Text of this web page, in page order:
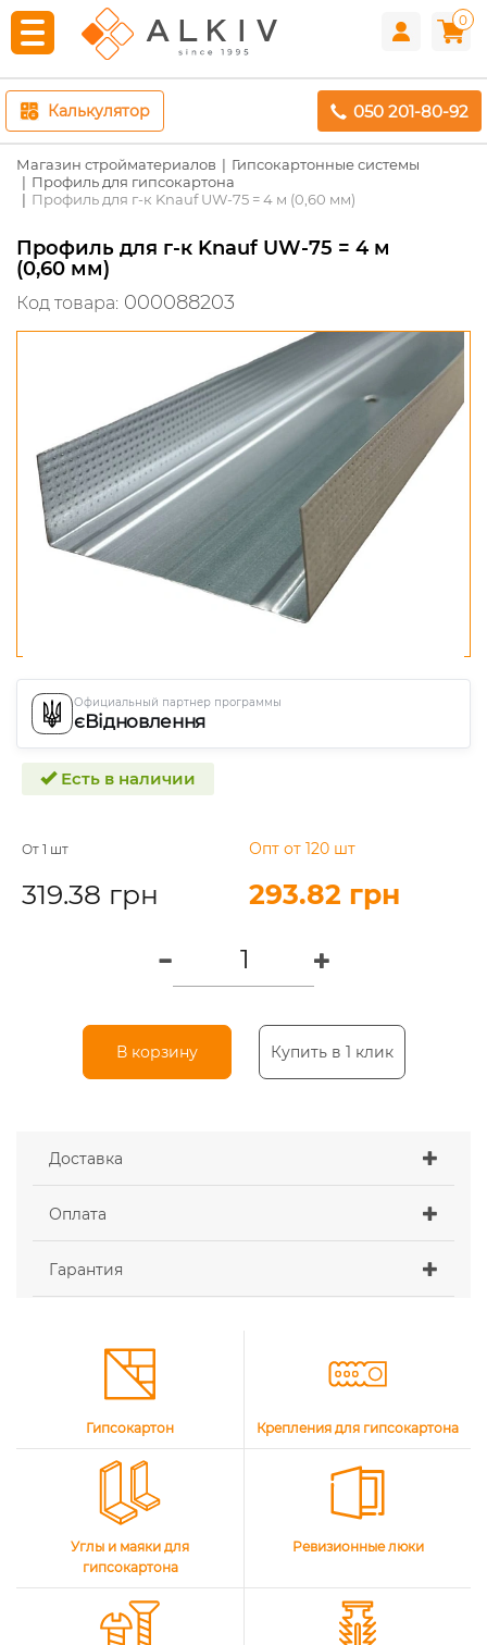
0
Калькулятор 050 201-80-92
Магазин стройматериалов
Гипсокартонные системы
Профиль для гипсокартона
Профиль для г-к Knauf UW-75 = 4 м (0,60 мм)
Профиль для г-к Knauf UW-75 = 4 м
(0,60 мм)
Код товара: 000088203
Официальный партнер программы
єВідновлення
Есть в наличии
От 1 шт
319.38 грн
Опт от 120 шт
293.82 грн
В корзину Купить в 1 клик
Доставка
Оплата
Гарантия
Гипсокартон Крепления для гипсокартона
Углы и маяки для
гипсокартона
Ревизионные люки